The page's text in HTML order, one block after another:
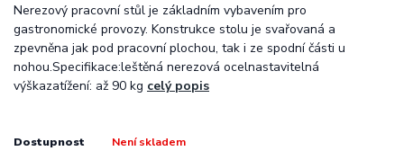
Nerezový pracovní stůl je základním vybavením pro
gastronomické provozy. Konstrukce stolu je svařovaná a
zpevněna jak pod pracovní plochou, tak i ze spodní části u
nohou.Specifikace:leštěná nerezová ocelnastavitelná
výškazatížení: až 90 kg celý popis
Dostupnost Není skladem